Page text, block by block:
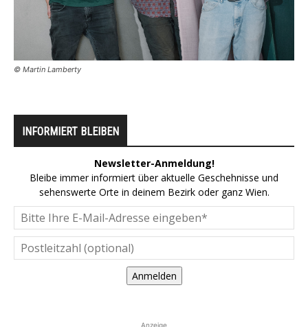
© Martin Lamberty
INFORMIERT BLEIBEN
Newsletter-Anmeldung!
Bleibe immer informiert über aktuelle Geschehnisse und
sehenswerte Orte in deinem Bezirk oder ganz Wien.
Anmelden
Anzeige